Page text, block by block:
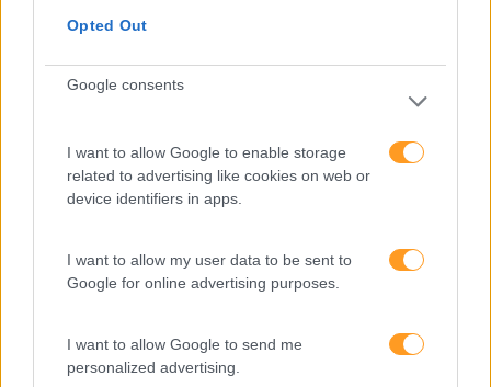
Opted Out
Google consents
I want to allow Google to enable storage
related to advertising like cookies on web or
device identifiers in apps.
I want to allow my user data to be sent to
Google for online advertising purposes.
I want to allow Google to send me
personalized advertising.
Aprendizagem
Atendimento E Relação Cliente